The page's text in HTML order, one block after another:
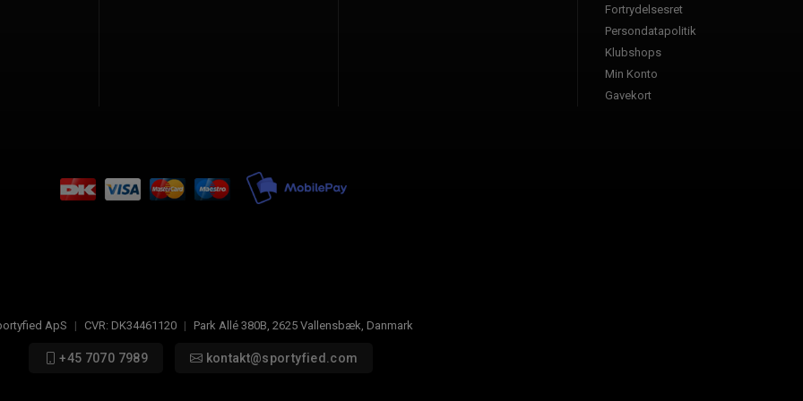
Fortrydelsesret
Persondatapolitik
Klubshops
Min Konto
Gavekort
ApS | CVR: DK34461120 | Park Allé 380B, 2625 Vallensbæk, Danmark
+45 7070 7989 kontakt@sportyfied.com